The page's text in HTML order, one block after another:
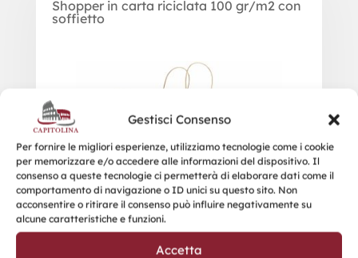
Gestisci Consenso
Per fornire le migliori esperienze, utilizziamo tecnologie come i cookie
per memorizzare e/o accedere alle informazioni del dispositivo. Il
consenso a queste tecnologie ci permetterà di elaborare dati come il
comportamento di navigazione o ID unici su questo sito. Non
acconsentire o ritirare il consenso può influire negativamente su
alcune caratteristiche e funzioni.
Accetta
Shopper in carta riciclata 100 gr/m2 con
soffietto